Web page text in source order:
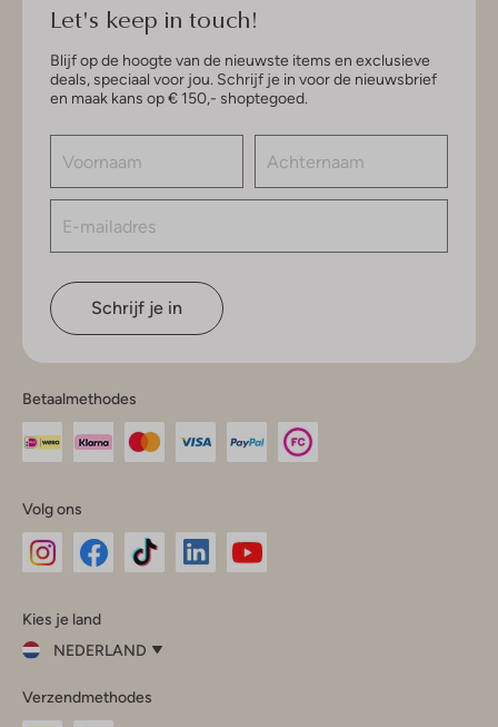
Let's keep in touch!
Blijf op de hoogte van de nieuwste items en exclusieve
deals, speciaal voor jou. Schrijf je in voor de nieuwsbrief
en maak kans op € 150,- shoptegoed.
Schrijf je in
Betaalmethodes
Volg ons
InstagramFacebook
Kies je land
NEDERLAND
je
land
Verzendmethodes